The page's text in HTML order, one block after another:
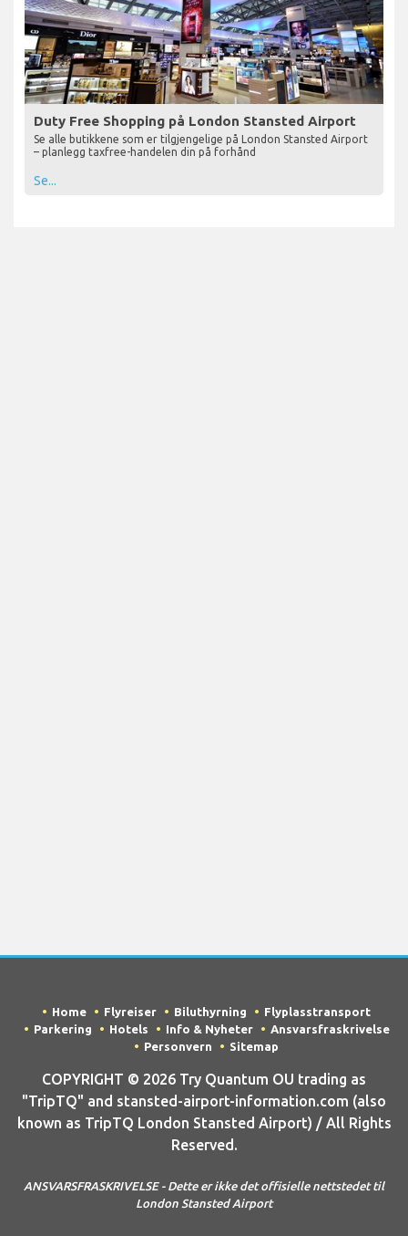
Duty Free Shopping på London Stansted Airport
Se alle butikkene som er tilgjengelige på London Stansted Airport
– planlegg taxfree-handelen din på forhånd
Se...
Home Flyreiser Biluthyrning
Flyplasstransport
Parkering
Hotels Info & Nyheter
Ansvarsfraskrivelse
Personvern
Sitemap
COPYRIGHT © 2026 Try Quantum OU trading as
"TripTQ" and stansted-airport-information.com (also
known as TripTQ London Stansted Airport) / All Rights
Reserved.
ANSVARSFRASKRIVELSE - Dette er ikke det offisielle nettstedet til
London Stansted Airport